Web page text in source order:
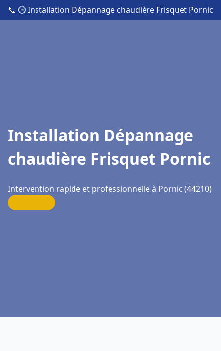
📞 🕒 Installation Dépannage chaudière Frisquet Pornic
Installation Dépannage
chaudière Frisquet Pornic
Intervention rapide et professionnelle à Pornic (44210)